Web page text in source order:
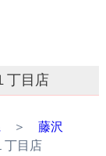
丁目店
＞ 藤沢
目店